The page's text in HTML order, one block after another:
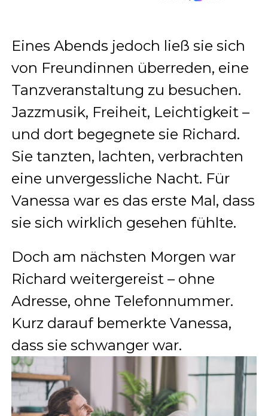
Eines Abends jedoch ließ sie sich
von Freundinnen überreden, eine
Tanzveranstaltung zu besuchen.
Jazzmusik, Freiheit, Leichtigkeit –
und dort begegnete sie Richard.
Sie tanzten, lachten, verbrachten
eine unvergessliche Nacht. Für
Vanessa war es das erste Mal, dass
sie sich wirklich gesehen fühlte.
Doch am nächsten Morgen war
Richard weitergereist – ohne
Adresse, ohne Telefonnummer.
Kurz darauf bemerkte Vanessa,
dass sie schwanger war.